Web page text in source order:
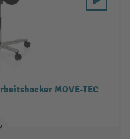
MOVE-TEC